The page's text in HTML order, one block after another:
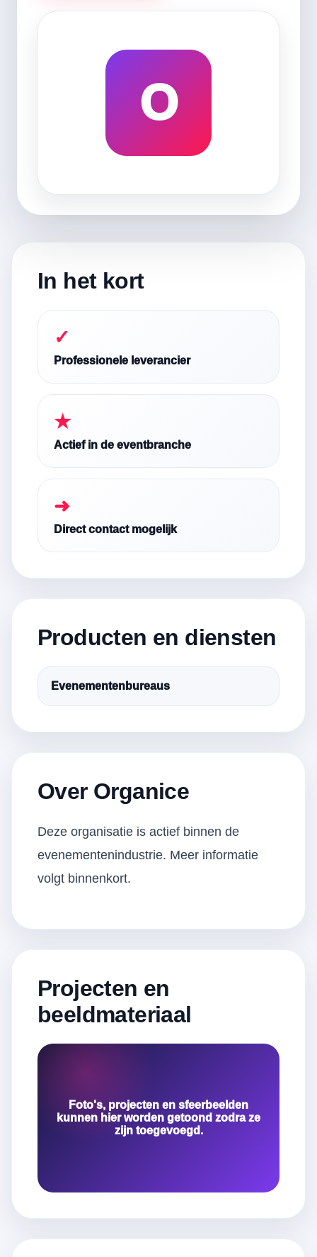
O
In het kort
✓
Professionele leverancier
★
Actief in de eventbranche
➜
Direct contact mogelijk
Producten en diensten
Evenementenbureaus
Over Organice
Deze organisatie is actief binnen de
evenementenindustrie. Meer informatie
volgt binnenkort.
Projecten en
beeldmateriaal
Foto's, projecten en sfeerbeelden
kunnen hier worden getoond zodra ze
zijn toegevoegd.